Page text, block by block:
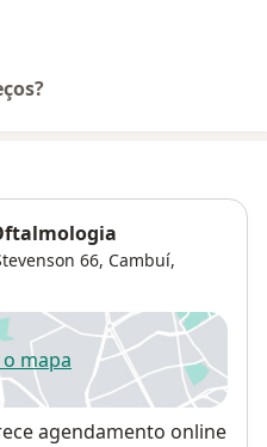
66, Cambuí,
mapanum novo separador
agendamento online